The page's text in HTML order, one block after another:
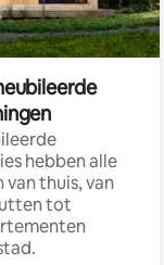
hebben alle
thuis, van
tot